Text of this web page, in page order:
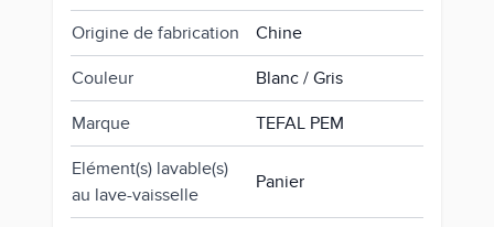
Origine de fabrication Chine
Couleur Blanc / Gris
Marque TEFAL PEM
Elément(s) lavable(s)
au lave-vaisselle
Panier